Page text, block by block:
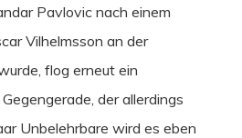
Pavlovic nach einem
Vilhelmsson an der
flog erneut ein
der allerdings
Unbelehrbare wird es eben